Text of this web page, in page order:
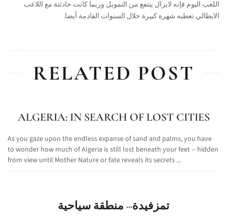
اللعب اليوم فإنه لايزال ينتفع من التمويل وربما كانت حادثتة مع اللاعب
الايطالي تعطيه شهرة كبيرة خلال السنوات القادمة أيضا.
RELATED POST
ALGERIA: IN SEARCH OF LOST CITIES
As you gaze upon the endless expanse of sand and palms, you have
to wonder how much of Algeria is still lost beneath your feet -- hidden
from view until Mother Nature or fate reveals its secrets ...
تمزفيدة··· منطقة سياحية